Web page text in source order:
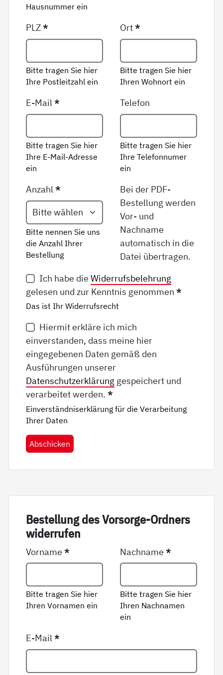
Hausnummer ein
PLZ*
Bitte tragen Sie hier
Ihre Postleitzahl ein
Ort*
Bitte tragen Sie hier
Ihren Wohnort ein
E-Mail*
Bitte tragen Sie hier
Ihre E-Mail-Adresse
ein
Telefon
Bitte tragen Sie hier
Ihre Telefonnumer
ein
Anzahl*
Bitte nennen Sie uns
die Anzahl Ihrer
Bestellung
Bei der PDF-
Bestellung werden
Vor- und
Nachname
automatisch in die
Datei übertragen.
Ich habe die Widerrufsbelehrung
gelesen und zur Kenntnis genommen*
Das ist Ihr Widerrufsrecht
Hiermit erkläre ich mich
einverstanden, dass meine hier
eingegebenen Daten gemäß den
Ausführungen unserer
Datenschutzerklärung gespeichert und
verarbeitet werden.*
Einverständniserklärung für die Verarbeitung
Ihrer Daten
Abschicken
Be­stel­lung des Vor­sor­ge-Ord­ners
wi­der­ru­fen
Vorname*
Bitte tragen Sie hier
Ihren Vornamen ein
Nachname*
Bitte tragen Sie hier
Ihren Nachnamen
ein
E-Mail*